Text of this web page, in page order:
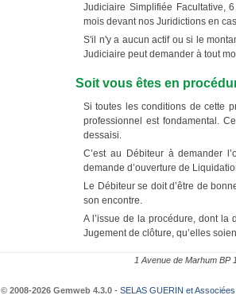
Judiciaire Simplifiée Facultative,
mois devant nos Juridictions en
S'il n'y a aucun actif ou si le
Judiciaire peut demander à tout
Soit vous êtes en
Si toutes les conditions de cette
professionnel est fondamental.
dessaisi.
C’est au Débiteur à demander
demande d’ouverture de
Le Débiteur se doit d’être de
son encontre.
A l’issue de la procédure, dont
Jugement de clôture, qu’elles
1 Avenue de Marhum BP
© 2008-2026 Gemweb 4.3.0 - SELAS GUERIN et Associées